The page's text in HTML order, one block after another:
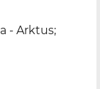
- Arktus;